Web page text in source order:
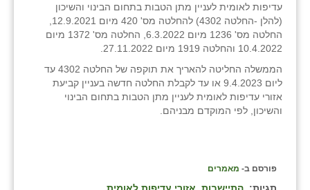
עדיפות לאומית לעניין מתן הטבות בתחום הבינוי והשיכון
החלטה מס' 1236 מיום 6.3.2022, החלטה מס' 1372 מיום
10.4.2022 והחלטה 1919 מיום 27.11.2022.
הממשלה החליטה להאריך את תוקפה של החלטה 4302 עד
ליום 9.4.2023 או עד לקבלת החלטה חדשה בעניין קביעת
אזורי עדיפות לאומית לעניין מתן הטבות בתחום הבינוי
והשיכון, לפי המוקדם מבניהם.
פורסם ב- מאמרים